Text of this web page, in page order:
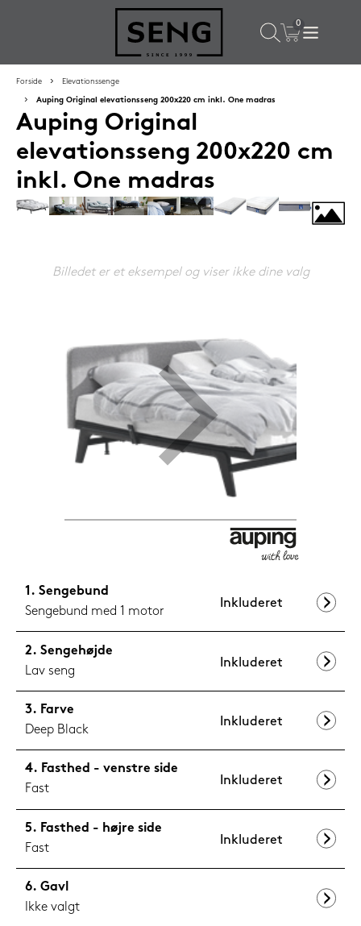
599,-
Forside Elevationssenge
Auping Original elevationsseng 200x220 cm inkl. One madras
Auping Original
elevationsseng 200x220 cm
inkl. One madras
Billedet er et eksempel og viser ikke dine valg
Sengebund
Sengebund med 1 motor
Inkluderet
Sengehøjde
Lav seng
Inkluderet
Farve
Deep Black
Inkluderet
Fasthed - venstre side
Fast
Inkluderet
Fasthed - højre side
Fast
Inkluderet
Gavl
Ikke valgt